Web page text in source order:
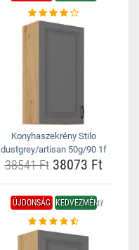
Konyhaszekrény Stilo
dustgrey/artisan 50g/90 1f
38541 Ft38073 Ft
ÚJDONSÁG KEDVEZMÉNY